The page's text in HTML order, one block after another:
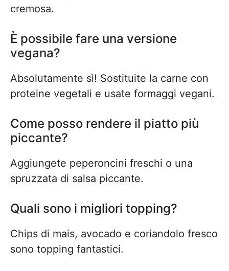
cremosa.
È possibile fare una versione
vegana?
Absolutamente sì! Sostituite la carne con
proteine vegetali e usate formaggi vegani.
Come posso rendere il piatto più
piccante?
Aggiungete peperoncini freschi o una
spruzzata di salsa piccante.
Quali sono i migliori topping?
Chips di mais, avocado e coriandolo fresco
sono topping fantastici.